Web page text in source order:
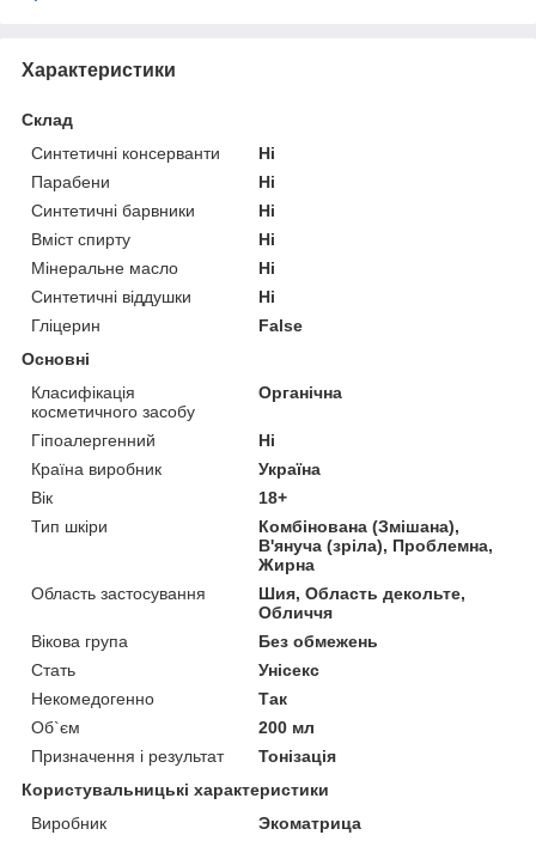
Характеристики
Склад
Синтетичні консерванти
Ні
Парабени
Ні
Синтетичні барвники
Ні
Вміст спирту
Ні
Мінеральне масло
Ні
Синтетичні віддушки
Ні
Гліцерин
False
Основні
Класифікація
косметичного засобу
Органічна
Гіпоалергенний
Ні
Країна виробник
Україна
Вік
18+
Тип шкіри
Комбінована (Змішана),
В'януча (зріла), Проблемна,
Жирна
Область застосування
Шия, Область декольте,
Обличчя
Вікова група
Без обмежень
Стать
Унісекс
Некомедогенно
Так
Об`єм
200 мл
Призначення і результат
Тонізація
Користувальницькі характеристики
Виробник
Экоматрица